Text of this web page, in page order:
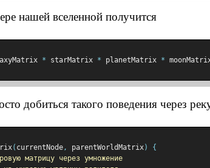
нашей вселенной получится
* starMatrix * planetMatrix *
добиться такого поведения через
( currentNode , parentWorldMatrix)
{
матрицу через умножение